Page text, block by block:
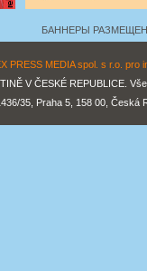
БАННЕРЫ РАЗМЕЩЕНЫ
PRESS MEDIA spol. s r.o.
V ČESKÉ REPUBLICE.
35, Praha 5, 158 00,